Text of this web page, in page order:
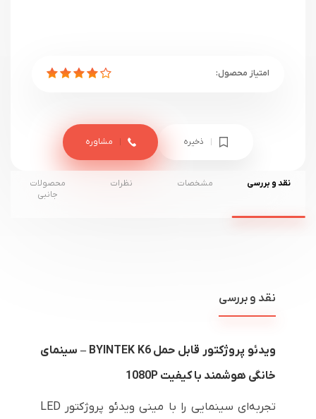
ذخیره مشاوره
نقد و بررسی مشخصات نظرات
محصولات
جانبی
نقد و بررسی
ویدئو پروژکتور قابل حمل BYINTEK K6 – سینمای
خانگی هوشمند با کیفیت 1080P
تجربه‌ای سینمایی را با مینی
ویدئو پروژکتور LED